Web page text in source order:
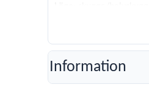
Information